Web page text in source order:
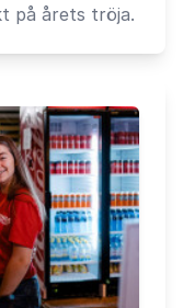
på årets tröja.